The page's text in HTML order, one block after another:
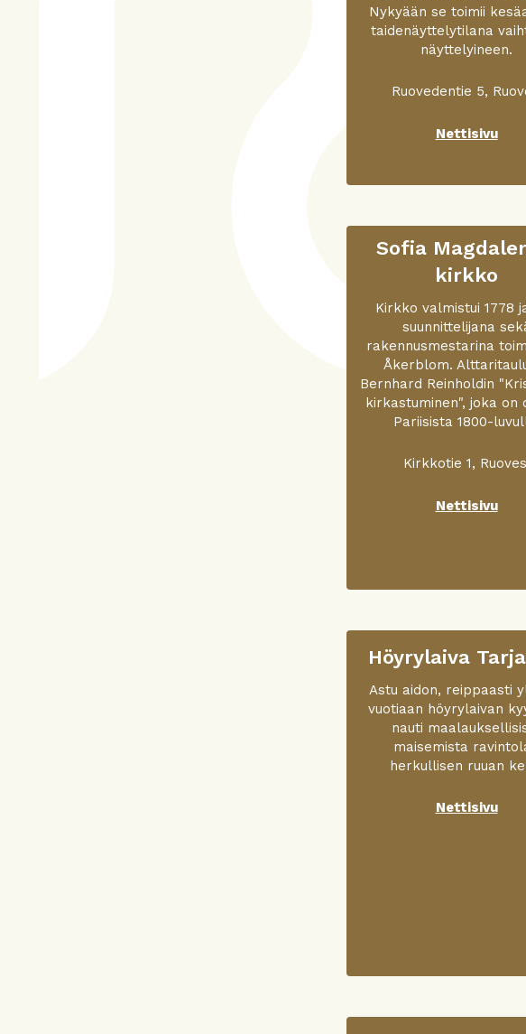
Nykyään se toimii
taidenäyttelytilana
näyttelyineen.
Ruovedentie 5,
Nettisivu
Sofia
kirkko
Kirkko valmistui 1778
suunnittelijana
rakennusmestarina
Åkerblom.
Bernhard Reinholdin
kirkastuminen", joka on
Pariisista 1800-
Kirkkotie 1,
Nettisivu
Höyrylaiva
Astu aidon, reippaasti
vuotiaan höyrylaivan
nauti
maisemista
herkullisen ruuan
Nettisivu